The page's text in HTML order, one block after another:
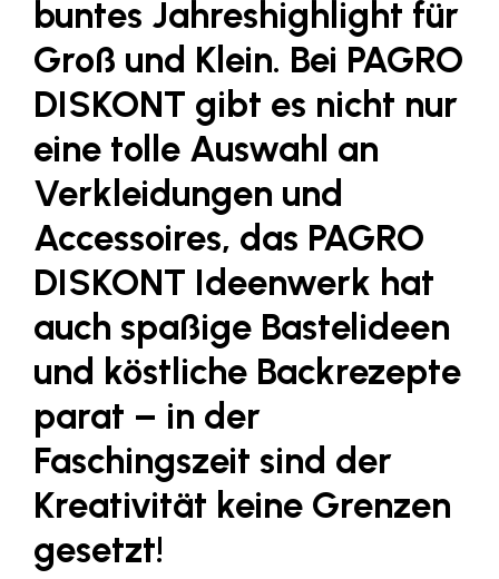
FV Energierohstoff & Kraftstoff
Gardena
Gas Connect Austria
GBV - Verband gemeinnütziger
Bauvereinigungen
Getzner Werkstoffe
Heimat Österreich
ikp
Johnson & Johnson
JELD-WEN DANA
kosaplaner
LAT Nitrogen
Die Menü-Manufaktur
buntes Jahreshighlight für
Groß und Klein. Bei PAGRO
DISKONT gibt es nicht nur
eine tolle Auswahl an
Verkleidungen und
Accessoires, das PAGRO
DISKONT Ideenwerk hat
auch spaßige Bastelideen
und köstliche Backrezepte
parat – in der
Faschingszeit sind der
Kreativität keine Grenzen
gesetzt!